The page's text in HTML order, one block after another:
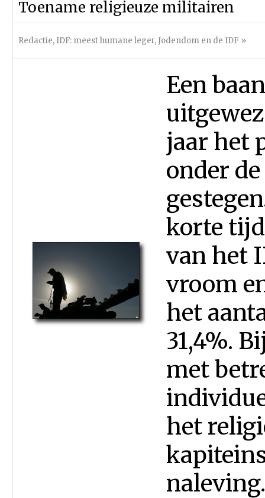
Toename religieuze militairen
Redactie, IDF: meest humane leger, Jodendom en de IDF »
Een
jaar het
onder
korte tijd
van het
vroom
het
31,4%.
met
het